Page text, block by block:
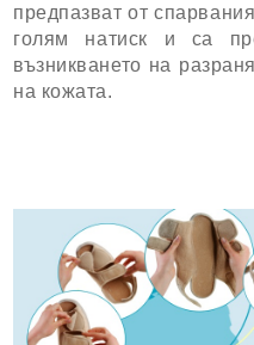
предпазват от
голям натиск и са
възникването на
на кожата.